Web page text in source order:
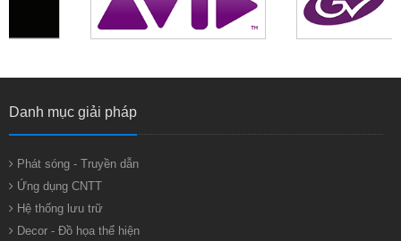
Danh mục giải pháp
Phát sóng - Truyền dẫn
Ứng dụng CNTT
Hệ thống lưu trữ
Decor - Đồ họa thể hiện